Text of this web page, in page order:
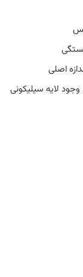
اصلى
لایه سیلیکونى